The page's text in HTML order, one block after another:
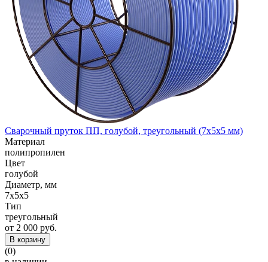
Сварочный пруток ПП, голубой, треугольный (7x5x5 мм)
Материал
полипропилен
Цвет
голубой
Диаметр, мм
7x5x5
Тип
треугольный
от 2 000 руб.
В корзину
(0)